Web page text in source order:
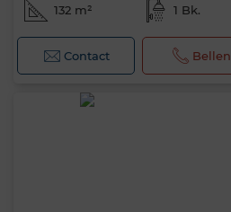
132 m² 1 Bk.
Contact Bellen